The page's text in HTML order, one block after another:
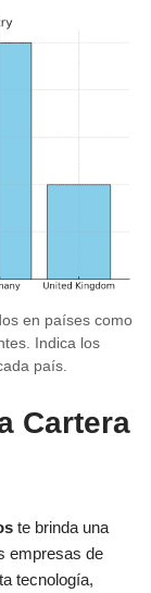
en países como
Indica los
país.
Cartera
te brinda una
empresas de
tecnología,